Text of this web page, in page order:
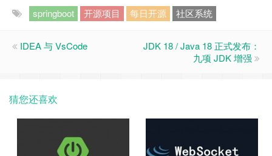
springboot 开源项目 每日开源 社区系统
IDEA 与 VsCode
JDK 18 / Java 18 正式发布：
九项 JDK 增强
猜您还喜欢